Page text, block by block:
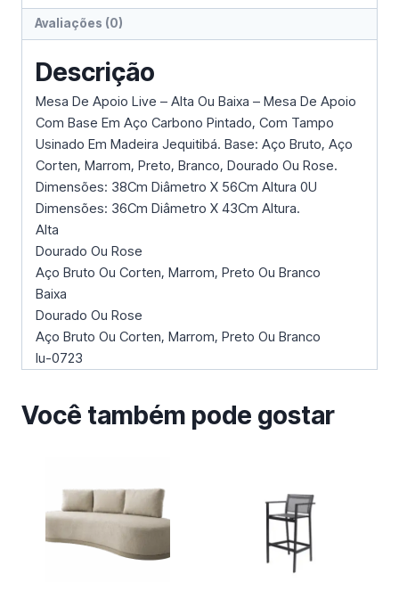
Avaliações (0)
Descrição
Mesa De Apoio Live – Alta Ou Baixa – Mesa De Apoio
Com Base Em Aço Carbono Pintado, Com Tampo
Usinado Em Madeira Jequitibá. Base: Aço Bruto, Aço
Corten, Marrom, Preto, Branco, Dourado Ou Rose.
Dimensões: 38Cm Diâmetro X 56Cm Altura 0U
Dimensões: 36Cm Diâmetro X 43Cm Altura.
Alta
Dourado Ou Rose
Aço Bruto Ou Corten, Marrom, Preto Ou Branco
Baixa
Dourado Ou Rose
Aço Bruto Ou Corten, Marrom, Preto Ou Branco
Iu-0723
Você também pode gostar